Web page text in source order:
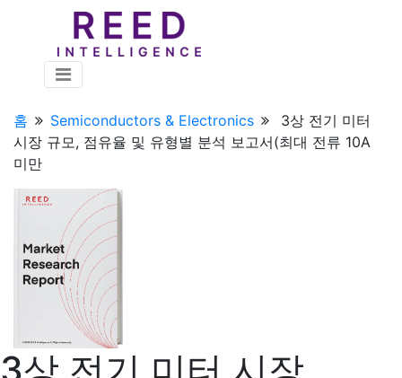
홈 Semiconductors & Electronics
3상 전기 미터
시장 규모, 점유율 및 유형별 분석 보고서(최대 전류 10A
미만